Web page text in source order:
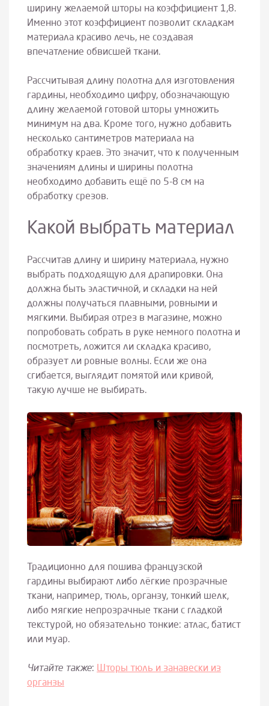
ширину желаемой шторы на коэффициент 1,8.
Именно этот коэффициент позволит складкам
материала красиво лечь, не создавая
впечатление обвисшей ткани.
Рассчитывая длину полотна для изготовления
гардины, необходимо цифру, обозначающую
длину желаемой готовой шторы умножить
минимум на два. Кроме того, нужно добавить
несколько сантиметров материала на
обработку краев. Это значит, что к полученным
значениям длины и ширины полотна
необходимо добавить ещё по 5-8 см на
обработку срезов.
Какой выбрать материал
Рассчитав длину и ширину материала, нужно
выбрать подходящую для драпировки. Она
должна быть эластичной, и складки на ней
должны получаться плавными, ровными и
мягкими. Выбирая отрез в магазине, можно
попробовать собрать в руке немного полотна и
посмотреть, ложится ли складка красиво,
образует ли ровные волны. Если же она
сгибается, выглядит помятой или кривой,
такую лучше не выбирать.
Традиционно для пошива французской
гардины выбирают либо лёгкие прозрачные
ткани, например, тюль, органзу, тонкий шелк,
либо мягкие непрозрачные ткани с гладкой
текстурой, но обязательно тонкие: атлас, батист
или муар.
Читайте также: Шторы тюль и занавески из
органзы